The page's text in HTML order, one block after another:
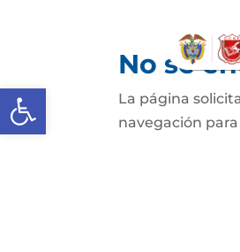
Abrir barra de herramientas
No se
La página
navegación